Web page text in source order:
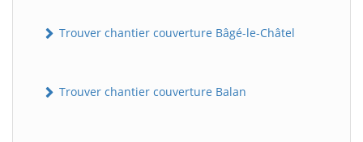
Trouver chantier couverture Bâgé-le-Châtel
Trouver chantier couverture Balan